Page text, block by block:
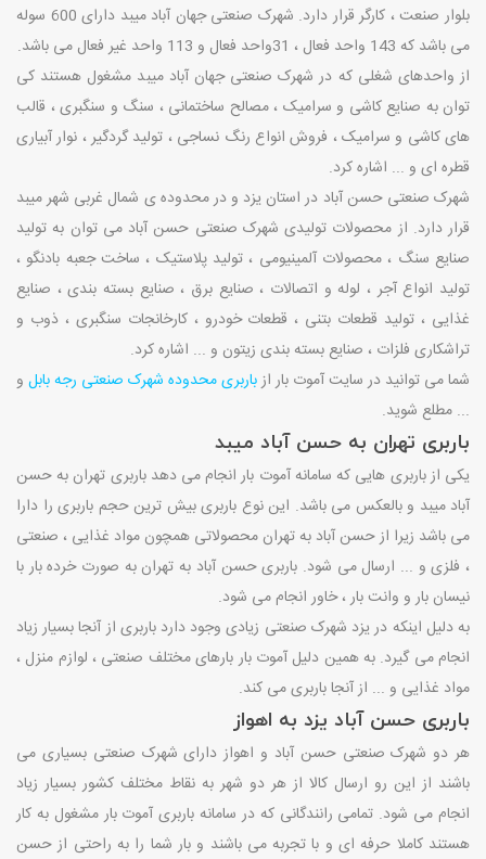
بلوار صنعت ، کارگر قرار دارد. شهرک صنعتی جهان آباد میبد دارای 600 سوله
می باشد که 143 واحد فعال ، 31واحد فعال و 113 واحد غیر فعال می باشد.
از واحدهای شغلی که در شهرک صنعتی جهان آباد میبد مشغول هستند کی
توان به صنایع کاشی و سرامیک ، مصالح ساختمانی ، سنگ و سنگبری ، قالب
های کاشی و سرامیک ، فروش انواع رنگ نساجی ، تولید گردگیر ، نوار آبیاری
قطره ای و ... اشاره کرد.
شهرک صنعتی حسن آباد در استان یزد و در محدوده ی شمال غربی شهر میبد
قرار دارد. از محصولات تولیدی شهرک صنعتی حسن آباد می توان به تولید
صنایع سنگ ، محصولات آلمینیومی ، تولید پلاستیک ، ساخت جعبه بادنگو ،
تولید انواع آجر ، لوله و اتصالات ، صنایع برق ، صنایع بسته بندی ، صنایع
غذایی ، تولید قطعات بتنی ، قطعات خودرو ، کارخانجات سنگبری ، ذوب و
تراشکاری فلزات ، صنایع بسته بندی زیتون و ... اشاره کرد.
شما می توانید در سایت آموت بار ازباربری محدوده شهرک صنعتی رجه بابل و
... مطلع شوید.
باربری تهران به حسن آباد میبد
یکی از باربری هایی که سامانه آموت بار انجام می دهد باربری تهران به حسن
آباد میبد و بالعکس می باشد. این نوع باربری بیش ترین حجم باربری را دارا
می باشد زیرا از حسن آباد به تهران محصولاتی همچون مواد غذایی ، صنعتی
، فلزی و ... ارسال می شود. باربری حسن آباد به تهران به صورت خرده بار با
نیسان بار و وانت بار ، خاور انجام می شود.
به دلیل اینکه در یزد شهرک صنعتی زیادی وجود دارد باربری از آنجا بسیار زیاد
انجام می گیرد. به همین دلیل آموت بار بارهای مختلف صنعتی ، لوازم منزل ،
مواد غذایی و ... از آنجا باربری می کند.
باربری حسن آباد یزد به اهواز
هر دو شهرک صنعتی حسن آباد و اهواز دارای شهرک صنعتی بسیاری می
باشند از این رو ارسال کالا از هر دو شهر به نقاط مختلف کشور بسیار زیاد
انجام می شود. تمامی رانندگانی که در سامانه باربری آموت بار مشغول به کار
هستند کاملا حرفه ای و با تجربه می باشند و بار شما را به راحتی از حسن